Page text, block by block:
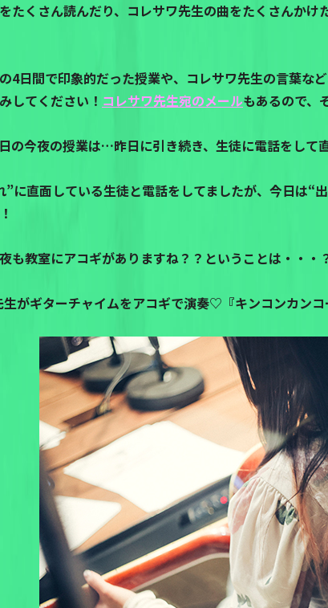
たくさん読んだり、コレサワ先生の曲をたくさんか
4日間で印象的だった授業や、コレサワ先生の言葉な
してください！ コレサワ先生宛のメールもあるので、
の今夜の授業は…昨日に引き続き、生徒に電話をして
”に直面している生徒と電話をしてましたが、今日は“
も教室にアコギがありますね？？ということは・・・
生がギターチャイムをアコギで演奏♡『キンコンカン